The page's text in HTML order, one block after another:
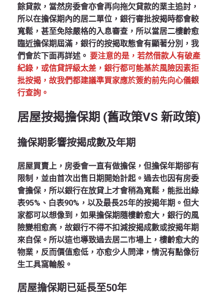
餘貸款，當然房委會亦會再向拖欠貸款的業主追討，
所以在擔保期內的居二單位，銀行審批按揭時都會較
寬鬆，甚至免除嚴格的入息審查，所以當居二樓齡愈
臨近擔保期屆滿，銀行的按揭取態會有顯著分別，我
們會於下面再詳述。 要注意的是，若然借款人有破產
紀錄，或信貸評級太差，銀行都可能基於風險因素拒
批按揭，故我們都建議準買家應於簽約前先向心儀銀
行查詢。
居屋按揭擔保期 (舊政策VS 新政策)
擔保期影響按揭成數及年期
居屋買賣上，房委會一直有做擔保，但擔保年期卻有
限制，並由首次出售日期開始計起。過去也因有房委
會擔保，所以銀行在放貸上才會稍為寬鬆，能批出綠
表95%、白表90%，以及最長25年的按揭年期。但大
家都可以想像到，如果擔保期隨樓齡愈大，銀行的風
險變相愈高，故銀行不得不扣減按揭成數或按揭年期
來自保。所以這也導致過去居二市場上，樓齡愈大的
物業，反而價值愈低，亦愈少人問津，情況有點像衍
生工具窩輪般。
居屋擔保期已延長至50年